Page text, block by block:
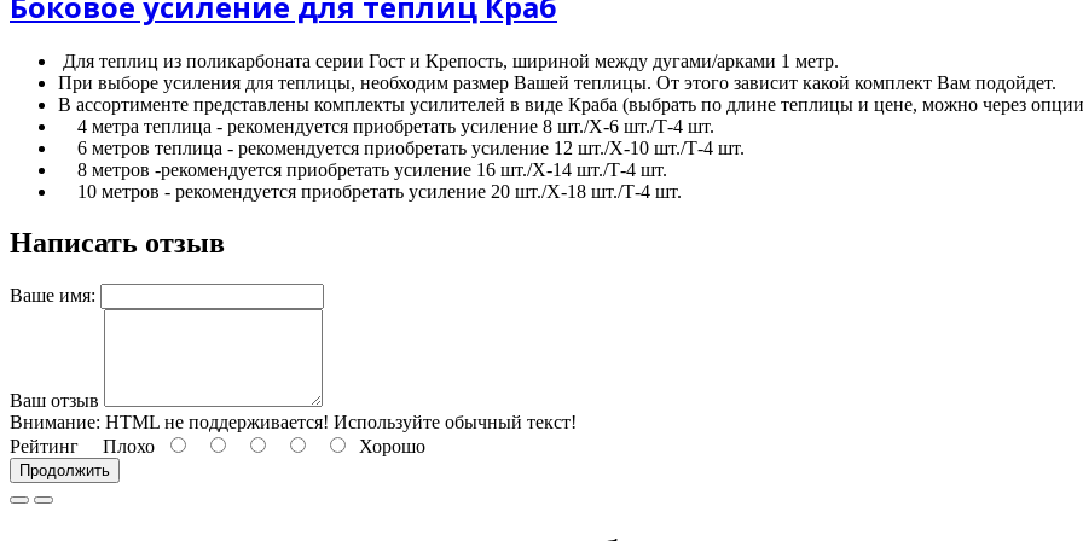
Для теплиц из поликарбоната серии Гост и Крепость, шириной между дугами/арками 1 метр.
При выборе усиления для теплицы, необходим размер Вашей теплицы. От этого зависит какой комплект Вам подойдет.
В ассортименте представлены комплекты усилителей в виде Краба (выбрать по длине теплицы и цене, можно через
4 метра теплица - рекомендуется приобретать усиление 8 шт./Х-6 шт./Т-4 шт.
6 метров теплица - рекомендуется приобретать усиление 12 шт./Х-10 шт./Т-4 шт.
8 метров -рекомендуется приобретать усиление 16 шт./Х-14 шт./Т-4 шт.
10 метров - рекомендуется приобретать усиление 20 шт./Х-18 шт./Т-4 шт.
Написать отзыв
Ваше имя:
Ваш отзыв
Внимание: HTML не поддерживается! Используйте обычный текст!
Рейтинг Плохо Хорошо
Продолжить